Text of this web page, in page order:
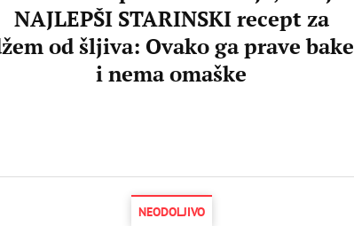
NAJLEPŠI STARINSKI recept za
od šljiva: Ovako ga prave bake
i nema omaške
NEODOLJIVO